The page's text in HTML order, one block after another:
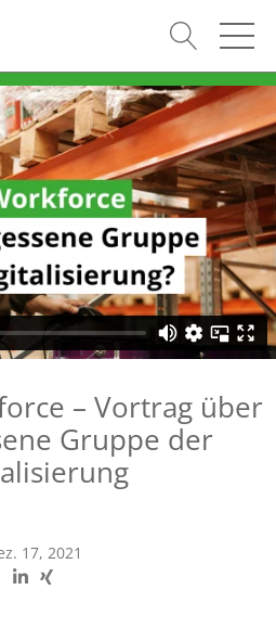
– Vortrag über
Gruppe der
17, 2021